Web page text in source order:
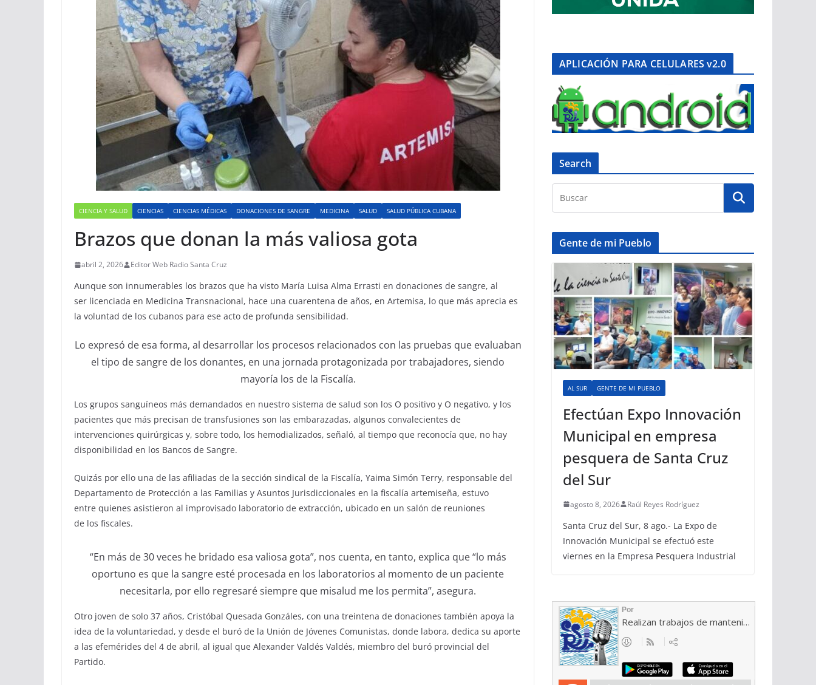
CIENCIA Y SALUD CIENCIAS CIENCIAS MÉDICAS DONACIONES DE SANGRE MEDICINA SALUD SALUD PÚBLICA CUBANA
Brazos que donan la más valiosa gota
abril 2, 2026 Editor Web Radio Santa Cruz
Aunque son innumerables los brazos que ha visto María Luisa Alma Errasti en donaciones de sangre, al
ser licenciada en Medicina Transnacional, hace una cuarentena de años, en Artemisa, lo que más aprecia es
la voluntad de los cubanos para ese acto de profunda sensibilidad.
Lo expresó de esa forma, al desarrollar los procesos relacionados con las pruebas que evaluaban
el tipo de sangre de los donantes, en una jornada protagonizada por trabajadores, siendo
mayoría los de la Fiscalía.
Los grupos sanguíneos más demandados en nuestro sistema de salud son los O positivo y O negativo, y los
pacientes que más precisan de transfusiones son las embarazadas, algunos convalecientes de
intervenciones quirúrgicas y, sobre todo, los hemodializados, señaló, al tiempo que reconocía que, no hay
disponibilidad en los Bancos de Sangre.
Quizás por ello una de las afiliadas de la sección sindical de la Fiscalía, Yaima Simón Terry, responsable del
Departamento de Protección a las Familias y Asuntos Jurisdiccionales en la fiscalía artemiseña, estuvo
entre quienes asistieron al improvisado laboratorio de extracción, ubicado en un salón de reuniones
de los fiscales.
“En más de 30 veces hebridado esa valiosa gota”, nos cuenta, en tanto, explica que“lo más
oportuno es que la sangre esté procesada en los laboratorios al momento de un paciente
necesitarla, por ello regresarésiempre que misalud me los permita”, asegura.
Otro joven de solo 37 años, Cristóbal Quesada Gonzáles, con una treintena de donaciones también apoya la
idea de la voluntariedad, y desde el buró de la Unión de Jóvenes Comunistas, donde labora, dedica su aporte
a las efemérides del 4 de abril, al igual que Alexander Valdés Valdés, miembro del buró provincial del
Partido.
APLICACIÓN PARA CELULARES v2.0
Search
Gente de mi Pueblo
AL SUR GENTE DE MI PUEBLO
Efectúan Expo Innovación
Municipal en empresa
pesquera de Santa Cruz
del Sur
agosto 8, 2026 Raúl Reyes Rodríguez
Santa Cruz del Sur, 8 ago.- La Expo de
Innovación Municipal se efectuó este
viernes en la Empresa Pesquera Industrial